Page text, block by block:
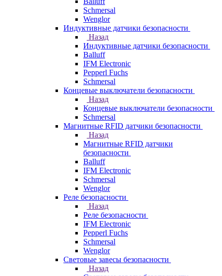
Schmersal
Wenglor
Индуктивные датчики безопасности
Назад
Индуктивные датчики безопасности
Balluff
IFM Electronic
Pepperl Fuchs
Schmersal
Концевые выключатели безопасности
Назад
Концевые выключатели безопасности
Schmersal
Магнитные RFID датчики безопасности
Назад
Магнитные RFID датчики
безопасности
Balluff
IFM Electronic
Schmersal
Wenglor
Реле безопасности
Назад
Реле безопасности
IFM Electronic
Pepperl Fuchs
Schmersal
Wenglor
Световые завесы безопасности
Назад